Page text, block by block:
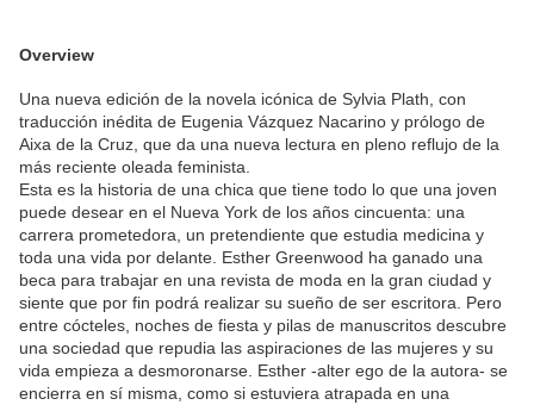
Overview
Una nueva edición de la novela icónica de Sylvia Plath, con
traducción inédita de Eugenia Vázquez Nacarino y prólogo de
Aixa de la Cruz, que da una nueva lectura en pleno reflujo de la
más reciente oleada feminista.
Esta es la historia de una chica que tiene todo lo que una joven
puede desear en el Nueva York de los años cincuenta: una
carrera prometedora, un pretendiente que estudia medicina y
toda una vida por delante. Esther Greenwood ha ganado una
beca para trabajar en una revista de moda en la gran ciudad y
siente que por fin podrá realizar su sueño de ser escritora. Pero
entre cócteles, noches de fiesta y pilas de manuscritos descubre
una sociedad que repudia las aspiraciones de las mujeres y su
vida empieza a desmoronarse. Esther -alter ego de la autora- se
encierra en sí misma, como si estuviera atrapada en una